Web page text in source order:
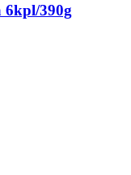
6kpl/390g